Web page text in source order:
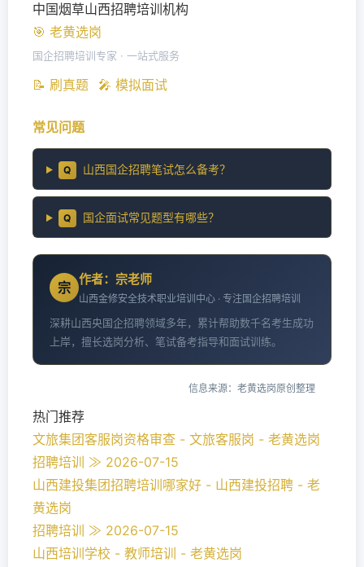
中国烟草山西招聘培训机构
🎯 老黄选岗
国企招聘培训专家 · 一站式服务
📝 刷真题 🎤 模拟面试
常见问题
Q 山西国企招聘笔试怎么备考？
Q 国企面试常见题型有哪些？
宗
作者：宗老师
山西金修安全技术职业培训中心 · 专注国企招聘培训
深耕山西央国企招聘领域多年，累计帮助数千名考生成功
上岸，擅长选岗分析、笔试备考指导和面试训练。
信息来源：老黄选岗原创整理
热门推荐
文旅集团客服岗资格审查 - 文旅客服岗 - 老黄选岗
招聘培训 ≫ 2026-07-15
山西建投集团招聘培训哪家好 - 山西建投招聘 - 老
黄选岗
招聘培训 ≫ 2026-07-15
山西培训学校 - 教师培训 - 老黄选岗